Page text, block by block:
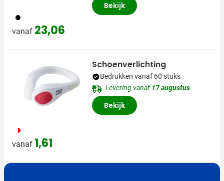
001
vanaf 23,06
Bekijk
188
vanaf 1,61
Schoenverlichting
Bedrukken vanaf 60 stuks
Levering vanaf17 augustus
Bekijk